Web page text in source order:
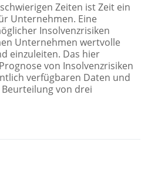
Zeiten ist Zeit ein
Unternehmen. Eine
Insolvenzrisiken
Unternehmen wertvolle
einzuleiten. Das hier
von Insolvenzrisiken
verfügbaren Daten und
von drei